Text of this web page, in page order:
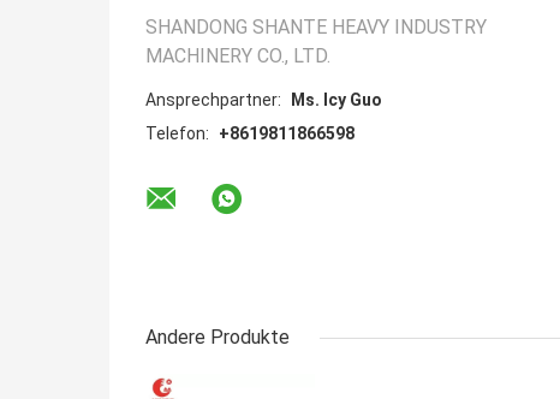
SHANDONG SHANTE HEAVY INDUSTRY
MACHINERY CO., LTD.
Ansprechpartner:
Ms. Icy Guo
Telefon:
+8619811866598
Andere Produkte